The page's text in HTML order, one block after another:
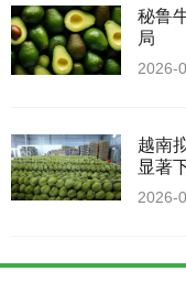
秘鲁牛油
局
2026-
越南拟
显著
2026-